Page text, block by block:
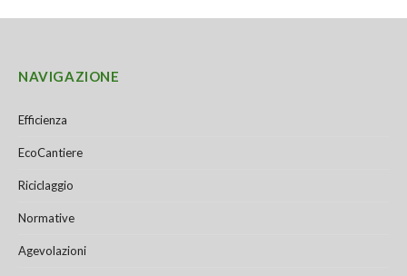
NAVIGAZIONE
Efficienza
EcoCantiere
Riciclaggio
Normative
Agevolazioni